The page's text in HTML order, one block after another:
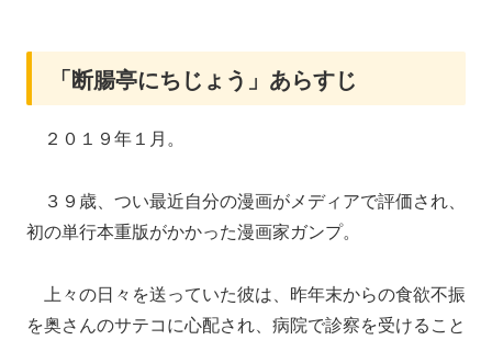
「断腸亭にちじょう」あらすじ
２０１９年１月。
３９歳、つい最近自分の漫画がメディアで評価され、
初の単行本重版がかかった漫画家ガンプ。
上々の日々を送っていた彼は、昨年末からの食欲不振
を奥さんのサテコに心配され、病院で診察を受けること